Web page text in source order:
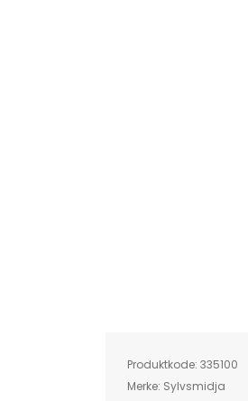
images
gallery
Produktkode: 335100
Merke: Sylvsmidja